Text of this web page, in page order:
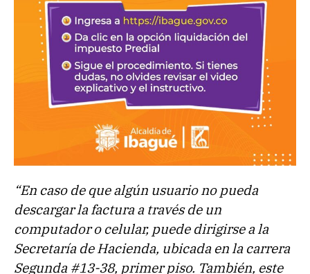
“En caso de que algún usuario no pueda
descargar la factura a través de un
computador o celular, puede dirigirse a la
Secretaría de Hacienda, ubicada en la carrera
Segunda #13-38, primer piso. También, este